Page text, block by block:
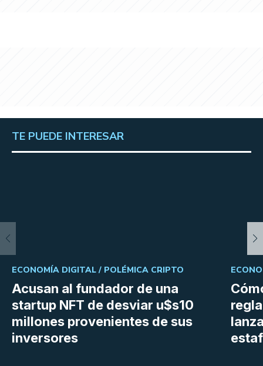
TE PUEDE INTERESAR
Acusan al fundador de una
startup NFT de desviar u$s10
millones provenientes de sus
inversores
ECONOMÍA DIGITAL / POLÉMICA CRIPTO